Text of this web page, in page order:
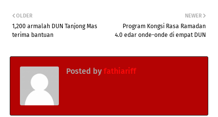
NEWER
Program Kongsi Rasa Ramadan
4.0 edar onde-onde di empat DUN
OLDER
1,200 armalah DUN Tanjong Mas
terima bantuan
Posted by fathiariff